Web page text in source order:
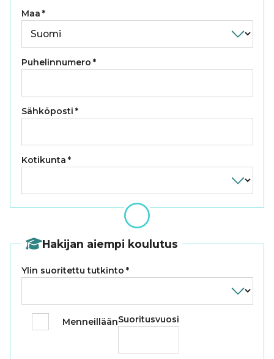
Maa *
Puhelinnumero *
Sähköposti *
Kotikunta *
Hakijan aiempi koulutus
Ylin suoritettu tutkinto *
MenneilläänSuoritusvuosi